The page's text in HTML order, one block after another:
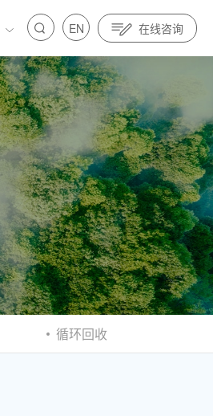
EN 在线咨询
面参与制定人
器人全面参与制定人
循环回收